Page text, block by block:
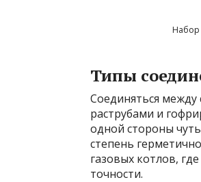
Набор
Типы
Соединяться
раструбами и
одной стороны
степень
газовых котлов,
точности.